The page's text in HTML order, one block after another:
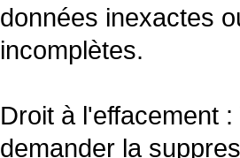
données inexactes
incomplètes.
Droit à l'effacement
demander la